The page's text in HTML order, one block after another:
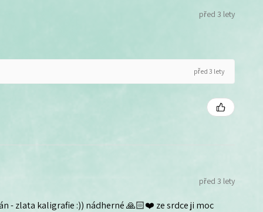
před 3 lety
před 3 lety
před 3 lety
- zlata kaligrafie :)) nádherné 🙏🏻❤️ ze srdce ji moc